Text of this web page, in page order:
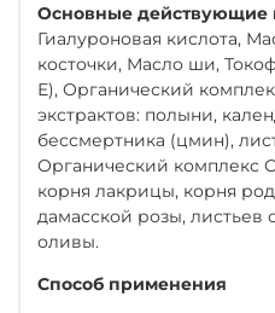
Основные действующие
Гиалуроновая кислота,
косточки, Масло ши,
Е), Органический
экстрактов: полыни,
бессмертника (цмин),
Органический комплекс
корня лакрицы, корня
дамасской розы, листьев
оливы.
Способ применения